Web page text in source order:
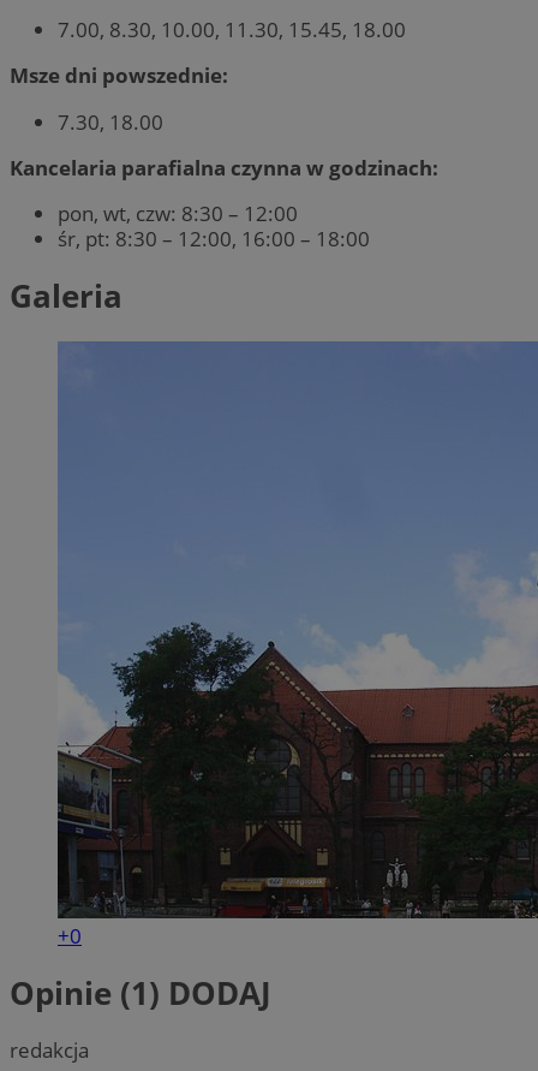
7.00, 8.30, 10.00, 11.30, 15.45, 18.00
Msze dni powszednie:
7.30, 18.00
Kancelaria parafialna czynna w godzinach:
pon, wt, czw: 8:30 – 12:00
śr, pt: 8:30 – 12:00, 16:00 – 18:00
Galeria
+0
Opinie (1) DODAJ
redakcja